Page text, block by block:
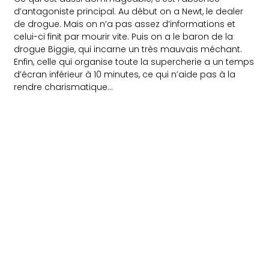
d’antagoniste principal. Au début on a Newt, le dealer
de drogue. Mais on n’a pas assez d’informations et
celui-ci finit par mourir vite. Puis on a le baron de la
drogue Biggie, qui incarne un très mauvais méchant.
Enfin, celle qui organise toute la supercherie a un temps
d’écran inférieur à 10 minutes, ce qui n’aide pas à la
rendre charismatique…